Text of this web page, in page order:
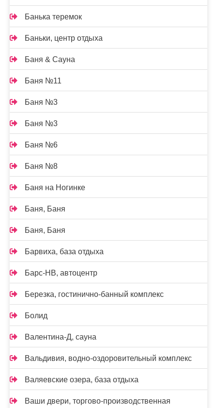
Банька теремок
Баньки, центр отдыха
Баня & Сауна
Баня №11
Баня №3
Баня №3
Баня №6
Баня №8
Баня на Ногинке
Баня, Баня
Баня, Баня
Барвиха, база отдыха
Барс-НВ, автоцентр
Березка, гостинично-банный комплекс
Болид
Валентина-Д, сауна
Вальдивия, водно-оздоровительный комплекс
Валяевские озера, база отдыха
Ваши двери, торгово-производственная